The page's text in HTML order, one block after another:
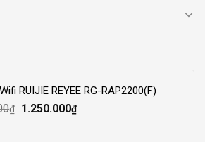
RUIJIE REYEE RG-RAP2200(F)
₫
Original
1.250.000₫Current